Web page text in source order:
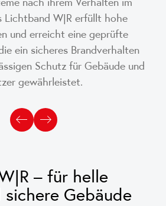
Lichtband W|R erfüllt hohe
und erreicht eine geprüfte
ein sicheres Brandverhalten
Schutz für Gebäude und
gewährleistet.
– für helle
sichere Gebäude